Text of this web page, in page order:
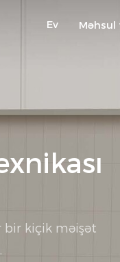
Ev Məhsul
bir kiçik məişət